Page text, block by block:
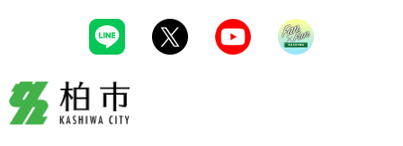
柏市